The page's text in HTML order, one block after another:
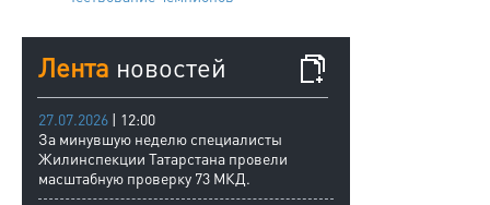
Лента новостей
27.07.2026 | 12:00
За минувшую неделю специалисты
Жилинспекции Татарстана провели
масштабную проверку 73 МКД.